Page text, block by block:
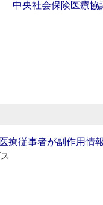
中央社会保険医療協
療従事者が副作用情